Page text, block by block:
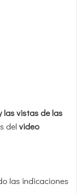
las vistas de las
del video
las indicaciones